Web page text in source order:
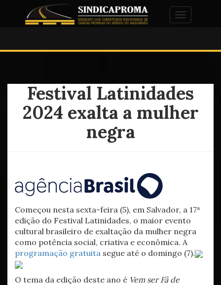
Alternar
Festival Latinidades
2024 exalta a mulher
negra
Começou nesta sexta-feira (5), em Salvador, a 17ª
edição do Festival Latinidades, o maior evento
cultural brasileiro de exaltação da mulher negra
como potência social, criativa e econômica. A
programação gratuita segue até o domingo (7).
O tema da edição deste ano é Vem ser Fã de